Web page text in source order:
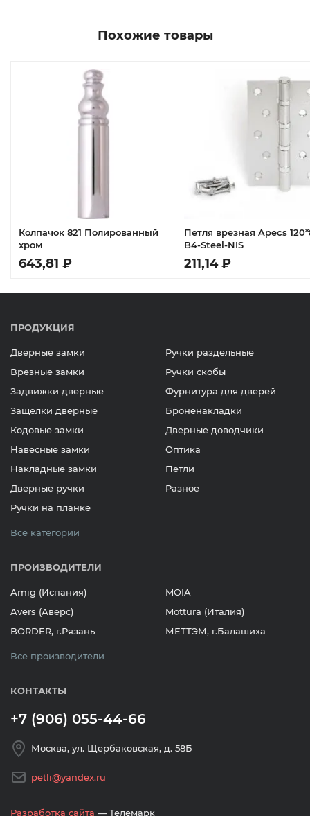
Похожие товары
Колпачок 821 Полированный
хром
643,81 ₽
Петля врезная Apecs
B4-Steel-NIS
211,14 ₽
ПРОДУКЦИЯ
Дверные замки
Врезные замки
Задвижки дверные
Защелки дверные
Кодовые замки
Навесные замки
Накладные замки
Дверные ручки
Ручки на планке
Ручки раздельные
Ручки скобы
Фурнитура для дверей
Броненакладки
Дверные доводчики
Оптика
Петли
Разное
Все категории
ПРОИЗВОДИТЕЛИ
Amig (Испания)
Avers (Аверс)
BORDER, г.Рязань
MOIA
Mottura (Италия)
МЕТТЭМ, г.Балашиха
Все производители
КОНТАКТЫ
+7 (906) 055-44-66
Москва, ул. Щербаковская, д. 58Б
petli@yandex.ru
Разработка сайта — Телемарк